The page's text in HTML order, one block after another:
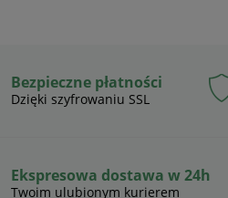
Bezpieczne płatności
Dzięki szyfrowaniu SSL
Ekspresowa dostawa w 24h
Twoim ulubionym kurierem